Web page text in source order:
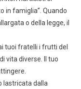
in famiglia”. Quando
o della legge, il
tuoi fratelli i frutti del
vita diverse. Il tuo
lastricata dalla